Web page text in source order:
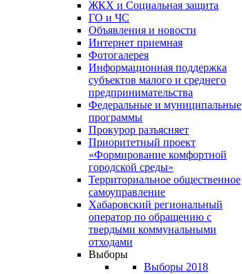
ЖКХ и Социальная защита
ГО и ЧС
Объявления и новости
Интернет приемная
Фотогалерея
Информационная поддержка
субъектов малого и среднего
предпринимательства
Федеральные и муниципальные
программы
Прокурор разъясняет
Приоритетный проект
«Формирование комфортной
городской среды»
Территориальное общественное
самоуправление
Хабаровский региональный
оператор по обращению с
твердыми коммунальными
отходами
Выборы
Выборы 2018